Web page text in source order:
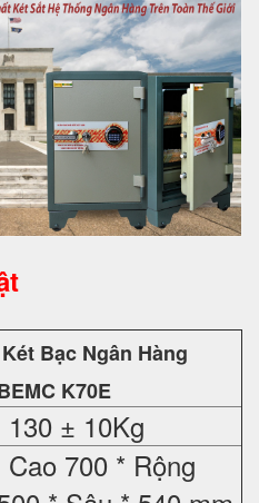
Két Bạc Ngân Hàng
K70E
130 ± 10Kg
Cao 700 * Rộng